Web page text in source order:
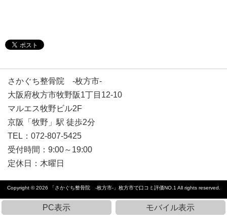
さかぐち整骨院 -枚方市-
大阪府枚方市牧野阪1丁目12-10
マルエス牧野ビル2F
京阪「牧野」駅 徒歩2分
TEL：072-807-5425
受付時間：9:00～19:00
定休日： 木曜日
Copyright © 2026 「さかぐち整骨院 -枚方市-」枚方市で口コミ評価NO.1 All rights reserved.
PC表示 モバイル表示